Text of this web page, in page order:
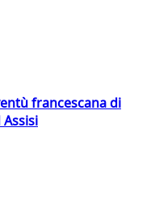
francescana di